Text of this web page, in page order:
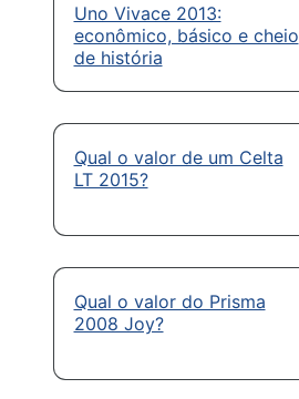
Uno Vivace 2013:
econômico, básico e cheio
de história
Qual o valor de um Celta
LT 2015?
Qual o valor do Prisma
2008 Joy?